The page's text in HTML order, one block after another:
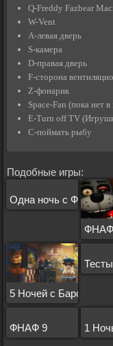
Q-Freddy Fazbear
W-Vent
A-левая дверь
S-камера
D-правая дверь
F-сторона
Z-фонарик
Space-Fan (пока нет в
E-Turn off TV
C-поймать рыбу
Подобные игры:
Одна ночь с Флампи
5 Ночей с Барсиком
ФНАФ 9 1